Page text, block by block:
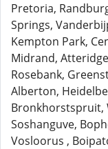
Pretoria,
Springs,
Kempton Park,
Midrand,
Rosebank,
Alberton,
Bronkhorstspruit,
Soshanguve,
Vosloorus ,